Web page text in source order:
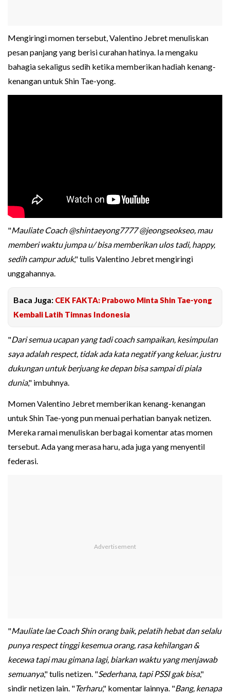
Mengiringi momen tersebut, Valentino Jebret menuliskan
pesan panjang yang berisi curahan hatinya. Ia mengaku
bahagia sekaligus sedih ketika memberikan hadiah kenang-
kenangan untuk Shin Tae-yong.
"Mauliate Coach @shintaeyong7777 @jeongseokseo, mau
memberi waktu jumpa u/ bisa memberikan ulos tadi, happy,
sedih campur aduk," tulis Valentino Jebret mengiringi
unggahannya.
Baca Juga: CEK FAKTA: Prabowo Minta Shin Tae-yong
Kembali Latih Timnas Indonesia
"Dari semua ucapan yang tadi coach sampaikan, kesimpulan
saya adalah respect, tidak ada kata negatif yang keluar, justru
dukungan untuk berjuang ke depan bisa sampai di piala
dunia," imbuhnya.
Momen Valentino Jebret memberikan kenang-kenangan
untuk Shin Tae-yong pun menuai perhatian banyak netizen.
Mereka ramai menuliskan berbagai komentar atas momen
tersebut. Ada yang merasa haru, ada juga yang menyentil
federasi.
"Mauliate lae Coach Shin orang baik, pelatih hebat dan selalu
punya respect tinggi kesemua orang, rasa kehilangan &
kecewa tapi mau gimana lagi, biarkan waktu yang menjawab
semuanya," tulis netizen. "Sederhana, tapi PSSI gak bisa,"
sindir netizen lain. "Terharu," komentar lainnya. "Bang, kenapa